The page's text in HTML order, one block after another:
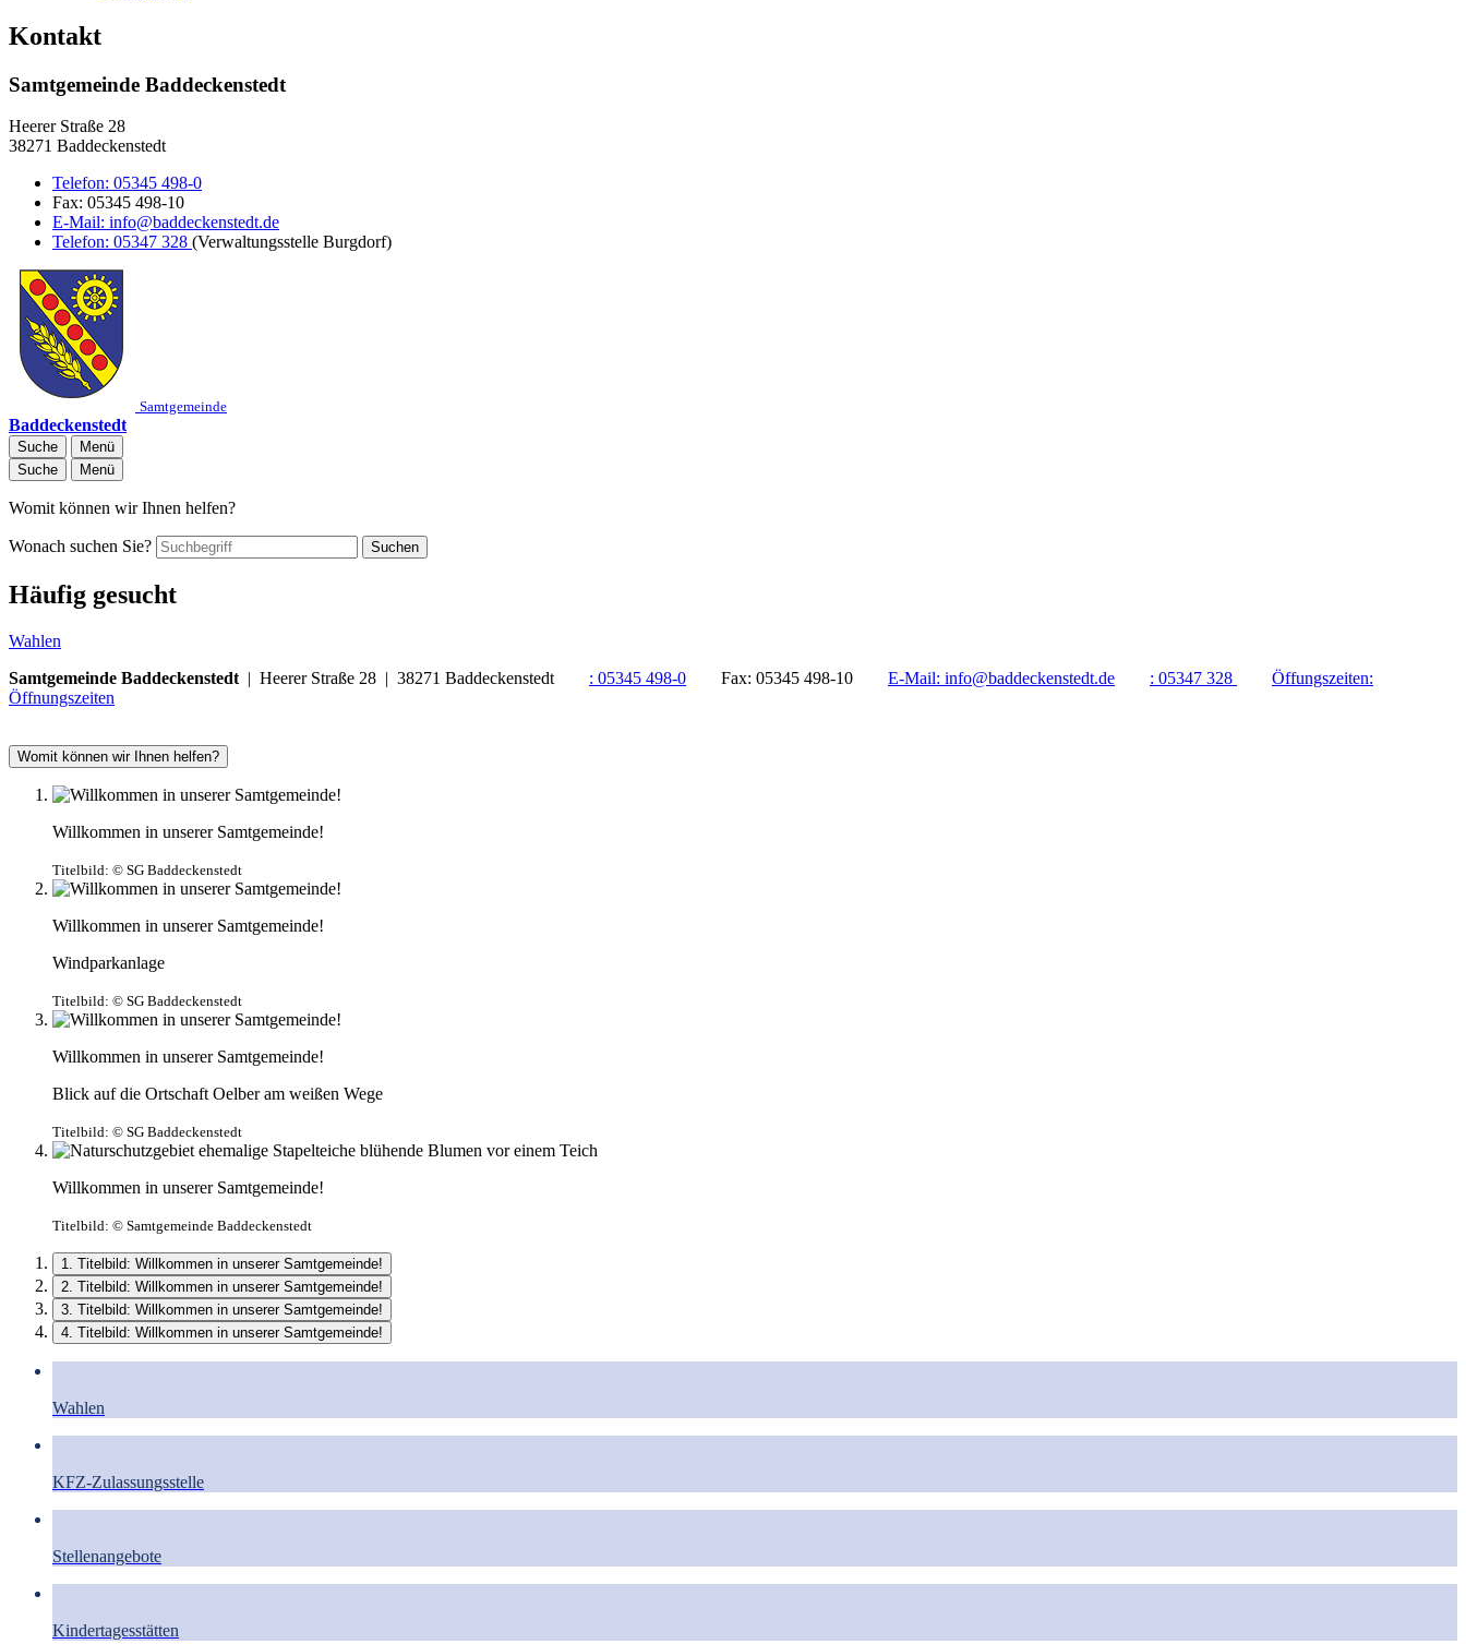
Kontakt
Samtgemeinde Baddeckenstedt
Heerer Straße 28
38271 Baddeckenstedt
Telefon: 05345 498-0
Fax: 05345 498-10
E-Mail: info@baddeckenstedt.de
Telefon: 05347 328 (Verwaltungsstelle Burgdorf)
Samtgemeinde
Baddeckenstedt
Suche
Menü
Suche
Menü
Womit können wir Ihnen helfen?
Wonach suchen Sie? Suchen
Häufig gesucht
Wahlen
Samtgemeinde Baddeckenstedt | Heerer Straße 28 | 38271 Baddeckenstedt : 05345 498-0 Fax: 05345 498-10 E-Mail: info@baddeckenstedt.de : 05347 328
Öffungszeiten:
Öffnungszeiten
Womit können wir Ihnen helfen?
Willkommen in unserer Samtgemeinde!
Titelbild: © SG Baddeckenstedt
Willkommen in unserer Samtgemeinde!
Windparkanlage
Titelbild: © SG Baddeckenstedt
Willkommen in unserer Samtgemeinde!
Blick auf die Ortschaft Oelber am weißen Wege
Titelbild: © SG Baddeckenstedt
Willkommen in unserer Samtgemeinde!
Titelbild: © Samtgemeinde Baddeckenstedt
1. Titelbild: Willkommen in unserer Samtgemeinde!
2. Titelbild: Willkommen in unserer Samtgemeinde!
3. Titelbild: Willkommen in unserer Samtgemeinde!
4. Titelbild: Willkommen in unserer Samtgemeinde!
Wahlen
KFZ-Zulassungsstelle
Stellenangebote
Kindertagesstätten